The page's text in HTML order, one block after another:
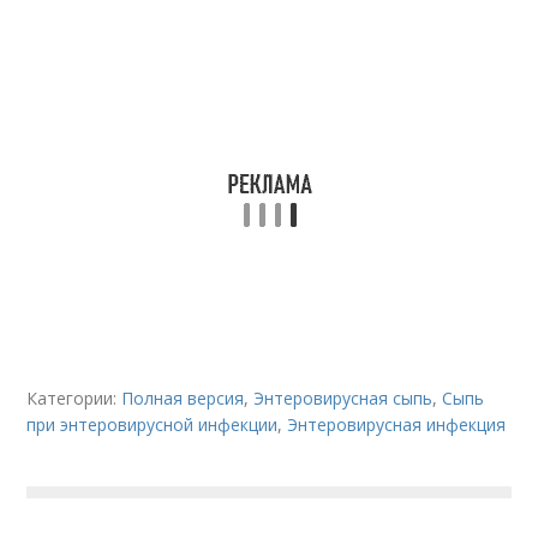
Категории: Полная версия, Энтеровирусная сыпь,Сыпь
при энтеровирусной инфекции, Энтеровирусная инфекция